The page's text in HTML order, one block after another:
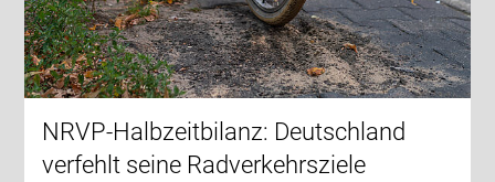
NRVP-Halbzeitbilanz: Deutschland
verfehlt seine Radverkehrsziele